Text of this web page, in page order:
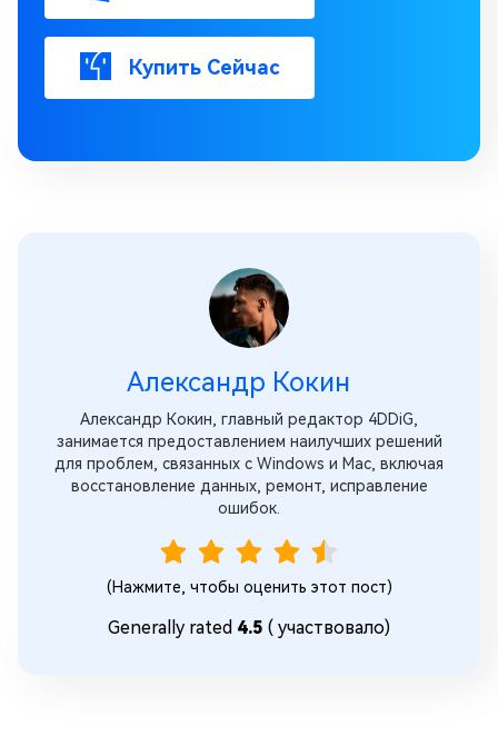
Купить Сейчас
Александр Кокин
Александр Кокин, главный редактор 4DDiG,
занимается предоставлением наилучших решений
для проблем, связанных с Windows и Mac, включая
восстановление данных, ремонт, исправление
ошибок.
(Нажмите, чтобы оценить этот пост)
Generally rated 4.5 ( участвовало)